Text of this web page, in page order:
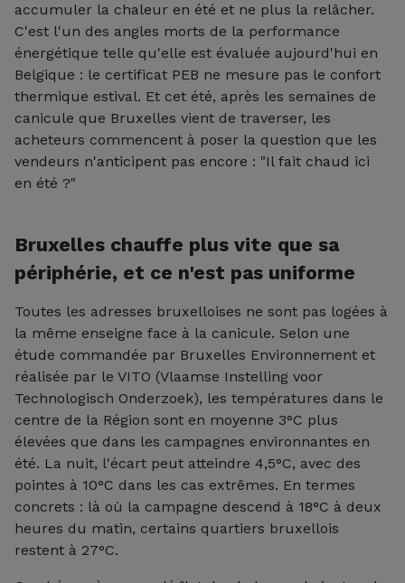
accumuler la chaleur en été et ne plus la relâcher.
C'est l'un des angles morts de la performance
énergétique telle qu'elle est évaluée aujourd'hui en
Belgique : le certificat PEB ne mesure pas le confort
thermique estival. Et cet été, après les semaines de
canicule que Bruxelles vient de traverser, les
acheteurs commencent à poser la question que les
vendeurs n'anticipent pas encore : "Il fait chaud ici
en été ?"
Bruxelles chauffe plus vite que sa
périphérie, et ce n'est pas uniforme
Toutes les adresses bruxelloises ne sont pas logées à
la même enseigne face à la canicule. Selon une
étude commandée par Bruxelles Environnement et
réalisée par le VITO (Vlaamse Instelling voor
Technologisch Onderzoek), les températures dans le
centre de la Région sont en moyenne 3°C plus
élevées que dans les campagnes environnantes en
été. La nuit, l'écart peut atteindre 4,5°C, avec des
pointes à 10°C dans les cas extrêmes. En termes
concrets : là où la campagne descend à 18°C à deux
heures du matin, certains quartiers bruxellois
restent à 27°C.